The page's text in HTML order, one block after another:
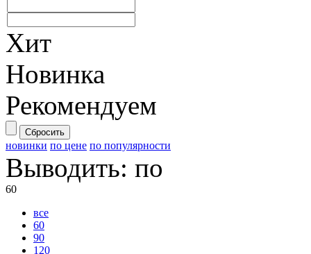
Хит
Новинка
Рекомендуем
Сбросить
новинки по цене по популярности
Выводить: по
60
все
60
90
120